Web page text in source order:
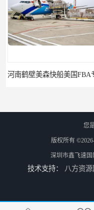
您
版权所有
深圳市鑫飞速国
技术支持： 八方资源